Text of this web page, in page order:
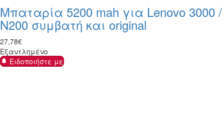
Μπαταρία 5200 mah για Lenovo 3000 /
N200 συμβατή και original
27,78€
Εξαντλημένο
Ειδοποιήστε με